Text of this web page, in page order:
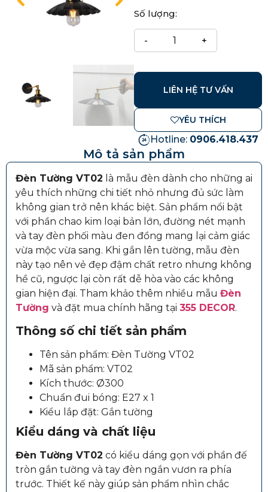
Số lượng:
LIÊN HỆ TƯ VẤN
YÊU THÍCH
Hotline: 0906.418.437
Mô tả sản phẩm
Đèn Tường VT02 là mẫu đèn dành cho những ai
yêu thích những chi tiết nhỏ nhưng đủ sức làm
không gian trở nên khác biệt. Sản phẩm nổi bật
với phần chao kim loại bản lớn, đường nét mạnh
và tay đèn phối màu đen đồng mang lại cảm giác
vừa mộc vừa sang. Khi gắn lên tường, mẫu đèn
này tạo nên vẻ đẹp đậm chất retro nhưng không
hề cũ, ngược lại còn rất dễ hòa vào các không
gian hiện đại. Tham khảo thêm nhiều mẫu Đèn
Tường và đặt mua chính hãng tại 355 DECOR.
Thông số chi tiết sản phẩm
Tên sản phẩm: Đèn Tường VT02
Mã sản phẩm: VT02
Kích thước: Ø300
Chuẩn đui bóng: E27 x 1
Kiểu lắp đặt: Gắn tường
Kiểu dáng và chất liệu
Đèn Tường VT02 có kiểu dáng gọn với phần đế
tròn gắn tường và tay đèn ngắn vươn ra phía
trước. Thiết kế này giúp sản phẩm nhìn chắc